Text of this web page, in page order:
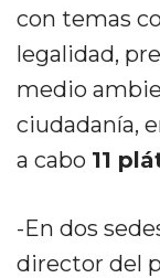
con temas
legalidad,
medio
ciudadanía,
a cabo 11
-En dos
director del